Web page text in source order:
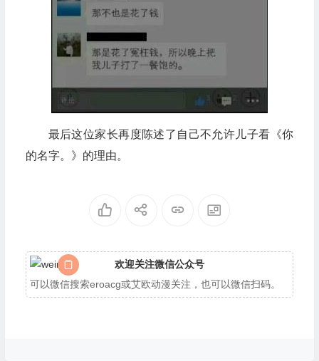
最后这位家长再度陈述了自己不允许儿子看《你
的名字。》的理由。
欢迎关注微信公众号
可以微信搜索eroacg或艾欧动漫关注，也可以微信扫码。